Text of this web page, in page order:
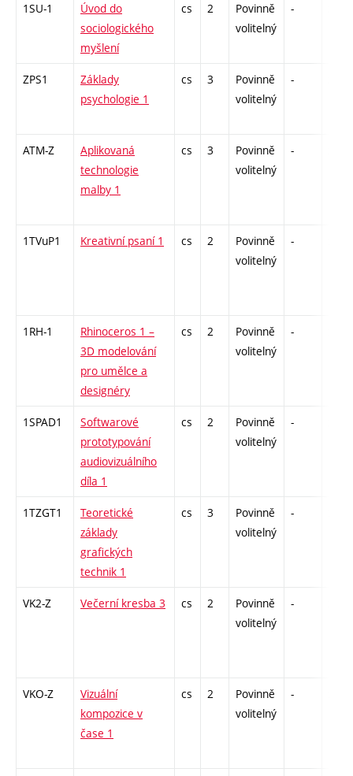
1SU-1
Úvod do
sociologického
myšlení
cs 2
Povinně
volitelný
-
ZPS1
Základy
psychologie 1
cs 3
Povinně
volitelný
-
ATM-Z
Aplikovaná
technologie
malby 1
cs 3
Povinně
volitelný
-
1TVuP1 Kreativní psaní 1 cs 2
Povinně
volitelný
-
1RH-1
Rhinoceros 1 –
3D modelování
pro umělce a
designéry
cs 2
Povinně
volitelný
-
1SPAD1
Softwarové
prototypování
audiovizuálního
díla 1
cs 2
Povinně
volitelný
-
1TZGT1
Teoretické
základy
grafických
technik 1
cs 3
Povinně
volitelný
-
VK2-Z Večerní kresba 3 cs 2
Povinně
volitelný
-
VKO-Z
Vizuální
kompozice v
čase 1
cs 2
Povinně
volitelný
-